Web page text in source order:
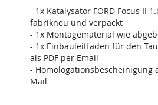
- 1x Katalysator FORD Focus II
fabrikneu und verpackt
- 1x Montagematerial wie
- 1x Einbauleitfaden für den
als PDF per Email
- Homologationsbescheinigung
Mail